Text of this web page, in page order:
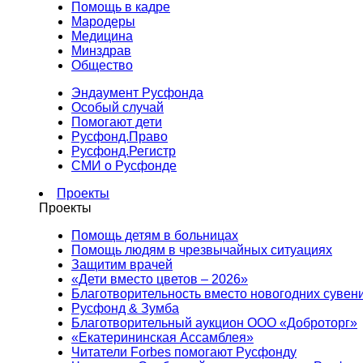
Помощь в кадре
Мародеры
Медицина
Минздрав
Общество
Эндаумент Русфонда
Особый случай
Помогают дети
Русфонд.Право
Русфонд.Регистр
СМИ о Русфонде
Проекты
Проекты
Помощь детям в больницах
Помощь людям в чрезвычайных ситуациях
Защитим врачей
«Дети вместо цветов – 2026»
Благотворительность вместо новогодних
Русфонд & Зумба
Благотворительный аукцион ООО «Доброторг»
«Екатерининская Ассамблея»
Читатели Forbes помогают Русфонду